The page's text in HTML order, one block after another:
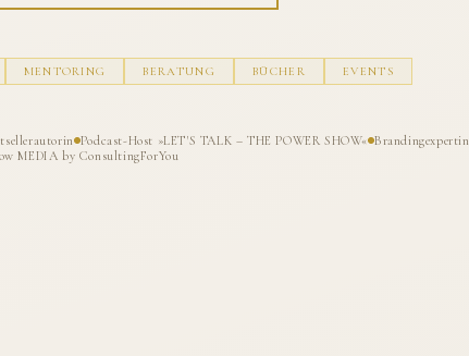
MENTORING BERATUNG BÜCHER EVENTS
Podcast-Host »LET'S TALK – THE POWER SHOW« Brandingexpertin
MEDIA by ConsultingForYou